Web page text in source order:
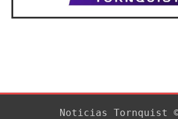
Noticias Tornquist